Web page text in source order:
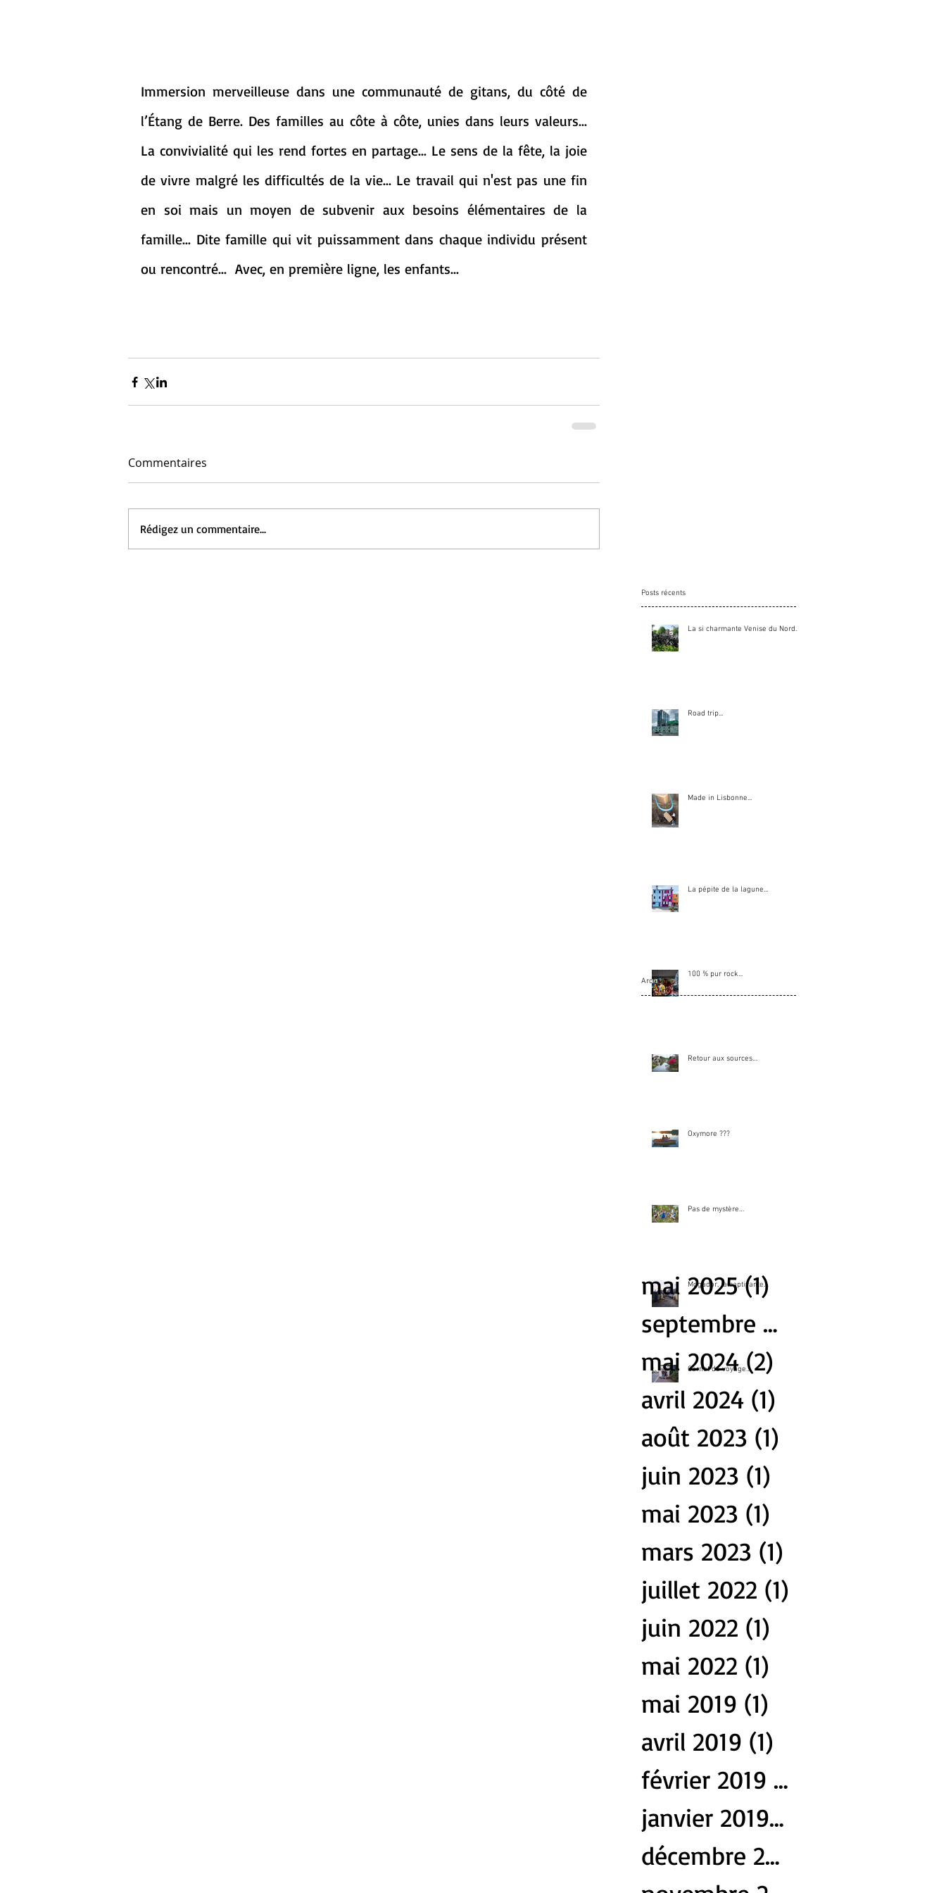
Immersion merveilleuse dans une communauté de gitans, du côté de
l’Étang de Berre. Des familles au côte à côte, unies dans leurs valeurs...
La convivialité qui les rend fortes en partage... Le sens de la fête, la joie
de vivre malgré les difficultés de la vie... Le travail qui n'est pas une fin
en soi mais un moyen de subvenir aux besoins élémentaires de la
famille... Dite famille qui vit puissamment dans chaque individu présent
ou rencontré...  Avec, en première ligne, les enfants...
Commentaires
Rédigez un commentaire...
Posts récents
La si charmante Venise du Nord...
Road trip...
Made in Lisbonne...
La pépite de la lagune...
100 % pur rock...
Retour aux sources…
Oxymore ???
Pas de mystère…
Mogador, la captivante…
Carnet de voyage…
mai 2025 (1)
septembre 2024
mai 2024 (2)
avril 2024 (1)
août 2023 (1)
juin 2023 (1)
mai 2023 (1)
mars 2023 (1)
juillet 2022 (1)
juin 2022 (1)
mai 2022 (1)
mai 2019 (1)
avril 2019 (1)
février 2019 (1)
janvier 2019(4)
décembre 2018
Archives